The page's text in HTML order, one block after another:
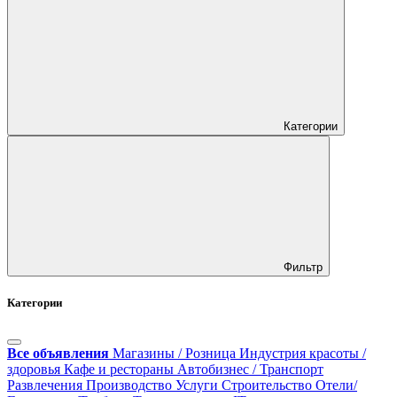
Категории
Фильтр
Категории
Все объявления Магазины / Розница Индустрия красоты /
здоровья Кафе и рестораны Автобизнес / Транспорт
Развлечения Производство Услуги Строительство Отели/